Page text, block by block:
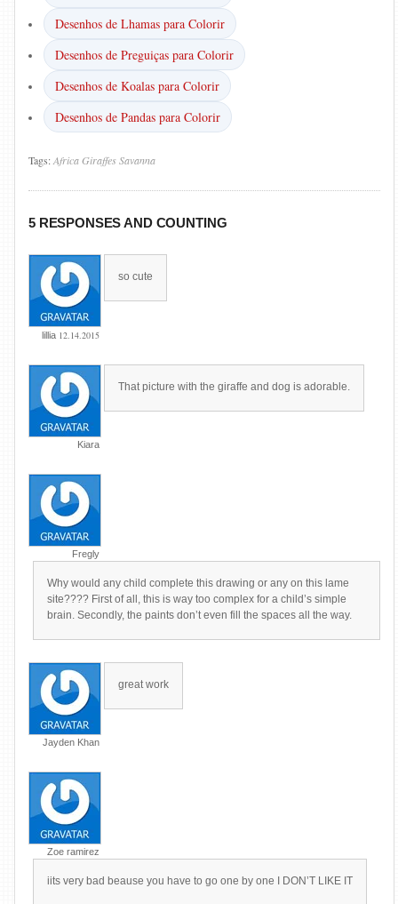
Desenhos de Lhamas para Colorir
Desenhos de Preguiças para Colorir
Desenhos de Koalas para Colorir
Desenhos de Pandas para Colorir
Tags:AfricaGiraffesSavanna
5 RESPONSES AND COUNTING
lillia 12.14.2015
so cute
Kiara
That picture with the giraffe and dog is adorable.
Fregly
Why would any child complete this drawing or any on this lame
site???? First of all, this is way too complex for a child’s simple
brain. Secondly, the paints don’t even fill the spaces all the way.
Jayden Khan
great work
Zoe ramirez
iits very bad beause you have to go one by one I DON’T LIKE IT